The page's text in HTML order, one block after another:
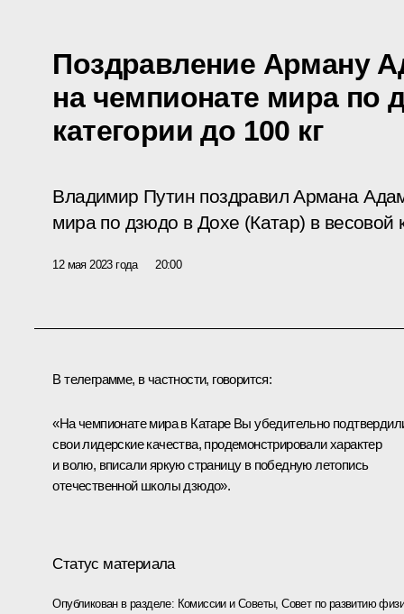
Поздравление Арману
на чемпионате мира по
категории до 100 кг
Владимир Путин поздравил Армана
мира по дзюдо в Дохе (Катар) в весовой
12 мая 2023 года 20:00
В телеграмме, в частности, говорится:
«На чемпионате мира в Катаре Вы убедительно
свои лидерские качества, продемонстрировали характер
и волю, вписали яркую страницу в победную летопись
отечественной школы дзюдо».
Статус материала
Опубликован в разделе: Комиссии и Советы,Совет по развитию